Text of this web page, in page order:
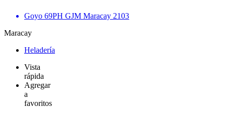
Goyo 69PH GJM Maracay 2103
Maracay
Heladería
Vista
rápida
Agregar
a
favoritos